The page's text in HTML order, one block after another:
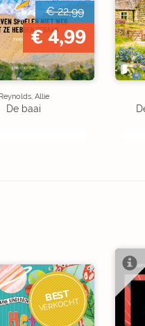
€ 22,99
€ 4,99
Reynolds, Allie
De baai
BEST
VERKOCHT